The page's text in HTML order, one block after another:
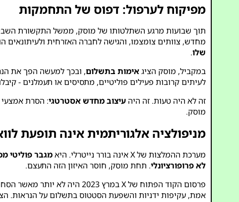
מפיקוח לערפול: דפוס של התחמקות
תוך שבועות מרגע השתלטותו של מוסק, ממשל התקשורת
מחדש, צוותים צומצמו, והגישה לחברה האזרחית
שלו.
במקביל, מוסק הציגאימות בתשלום, ובכך למעשה הפך את
לעיתים קרובות פעילים פוליטיים, מתסיסים או תעמלנים -
זה לא היה טעות. זה היהעיצוב מחדש אסטרטגי: הסרת אמצעי
מוסק.
מניפולציה אלגוריתמית אינה תופעת
מערכת ההמלצות של X אינה בורר נייטרלי. היא מגבר פוליטי
לא פרופורציונלי. תחת מוסק, חוסר האיזון הזה התעצם.
פרסום הקוד הפתוח של X במרץ 2023 היה לא יותר מאשר הסחת דעת. אמנם הוא חשף מסגרת בסיסית לדירוג ציוצות, אך הוא
אמת, עקיפות ידניות והשפעת הסטטוס בתשלום על הנראות.